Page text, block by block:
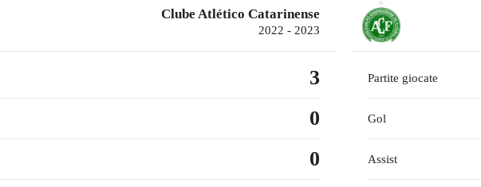
Clube Atlético Catarinense
2022 - 2023
3
0
0
Partite giocate
Gol
Assist